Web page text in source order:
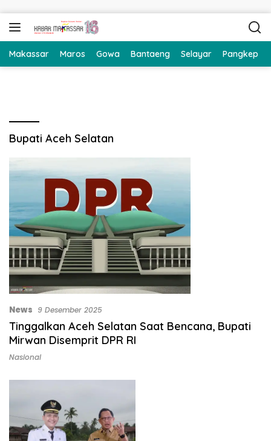
Makassar Maros Gowa Bantaeng Selayar Pangkep
Bupati Aceh Selatan
News 9 Desember 2025
Tinggalkan Aceh Selatan Saat Bencana, Bupati
Mirwan Disemprit DPR RI
Nasional